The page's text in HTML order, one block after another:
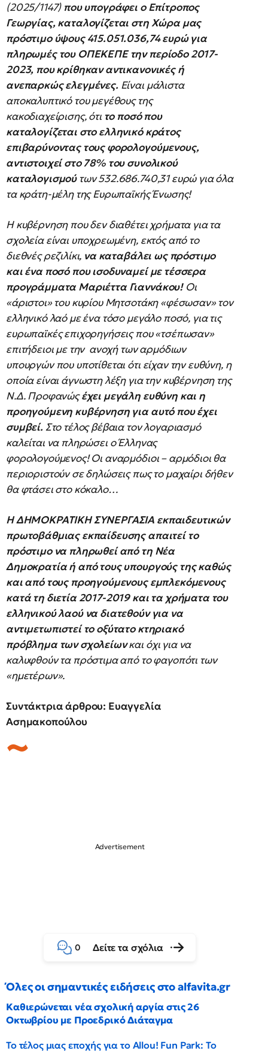
(2025/1147)που υπογράφει ο Επίτροπος
Γεωργίας, καταλογίζεται στη Χώρα μας
πρόστιμο ύψους 415.051.036,74 ευρώ για
πληρωμές του ΟΠΕΚΕΠΕ την περίοδο 2017-
2023, που κρίθηκαν αντικανονικές ή
ανεπαρκώς ελεγμένες. Είναι μάλιστα
αποκαλυπτικό του μεγέθους της
κακοδιαχείρισης, ότι το ποσό που
καταλογίζεται στο ελληνικό κράτος
επιβαρύνοντας τους φορολογούμενους,
αντιστοιχεί στο 78% του συνολικού
καταλογισμούτων 532.686.740,31 ευρώ για όλα
τα κράτη-μέλη της Ευρωπαϊκής Ένωσης!
Η κυβέρνηση που δεν διαθέτει χρήματα για τα
σχολεία είναι υποχρεωμένη, εκτός από το
διεθνές ρεζιλίκι, να καταβάλει ως πρόστιμο
και ένα ποσό που ισοδυναμεί με τέσσερα
προγράμματα Μαριέττα Γιαννάκου!Οι
«άριστοι» του κυρίου Μητσοτάκη «φέσωσαν» τον
ελληνικό λαό με ένα τόσο μεγάλο ποσό, για τις
ευρωπαϊκές επιχορηγήσεις που «τσέπωσαν»
επιτήδειοι με την ανοχή των αρμόδιων
υπουργών που υποτίθεται ότι είχαν την ευθύνη, η
οποία είναι άγνωστη λέξη για την κυβέρνηση της
Ν.Δ. Προφανώςέχει μεγάλη ευθύνη και η
προηγούμενη κυβέρνηση για αυτό που έχει
συμβεί. Στο τέλος βέβαια τον λογαριασμό
καλείται να πληρώσει ο Έλληνας
φορολογούμενος! Οι αναρμόδιοι – αρμόδιοι θα
περιοριστούν σε δηλώσεις πως το μαχαίρι δήθεν
θα φτάσει στο κόκαλο…
Η ΔΗΜΟΚΡΑΤΙΚΗ ΣΥΝΕΡΓΑΣΙΑ εκπαιδευτικών
πρωτοβάθμιας εκπαίδευσης απαιτεί το
πρόστιμο να πληρωθεί από τη Νέα
Δημοκρατία ή από τους υπουργούς της καθώς
και από τους προηγούμενους εμπλεκόμενους
κατά τη διετία 2017-2019 και τα χρήματα του
ελληνικού λαού να διατεθούν για να
αντιμετωπιστεί το οξύτατο κτηριακό
πρόβλημα των σχολείωνκαι όχι για να
καλυφθούν τα πρόστιμα από το φαγοπότι των
«ημετέρων».
Συντάκτρια άρθρου: Ευαγγελία
Ασημακοπούλου
0 Δείτε τα σχόλια
Όλες οι σημαντικές ειδήσεις στο alfavita.gr
Καθιερώνεται νέα σχολική αργία στις 26
Οκτωβρίου με Προεδρικό Διάταγμα
Το τέλος μιας εποχής για το Allou! Fun Park: Το